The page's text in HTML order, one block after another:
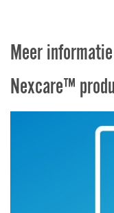
Meer
Nexcare™